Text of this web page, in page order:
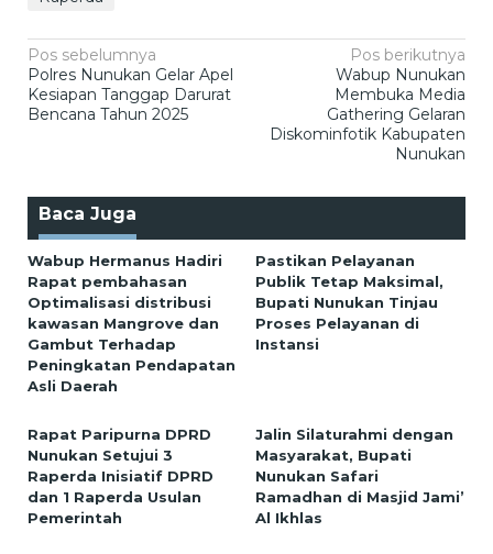
Navigasi
pos
Pos sebelumnya
Polres Nunukan Gelar Apel
Kesiapan Tanggap Darurat
Bencana Tahun 2025
Pos berikutnya
Wabup Nunukan
Membuka Media
Gathering Gelaran
Diskominfotik Kabupaten
Nunukan
Baca Juga
Wabup Hermanus Hadiri
Rapat pembahasan
Optimalisasi distribusi
kawasan Mangrove dan
Gambut Terhadap
Peningkatan Pendapatan
Asli Daerah
Pastikan Pelayanan
Publik Tetap Maksimal,
Bupati Nunukan Tinjau
Proses Pelayanan di
Instansi
Rapat Paripurna DPRD
Nunukan Setujui 3
Raperda Inisiatif DPRD
dan 1 Raperda Usulan
Pemerintah
Jalin Silaturahmi dengan
Masyarakat, Bupati
Nunukan Safari
Ramadhan di Masjid Jami’
Al Ikhlas